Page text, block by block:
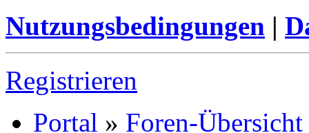
Nutzungsbedingungen |
Registrieren
Portal » Foren-Übersicht